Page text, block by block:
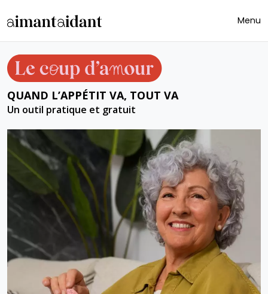
Menu
QUAND L’APPÉTIT VA, TOUT VA
Un outil pratique et gratuit